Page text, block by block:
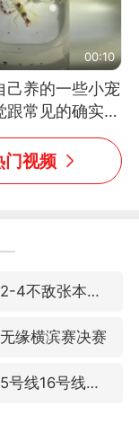
00:10
己养的一些小宠
跟常见的确实有
门视频
王艺迪2-4不敌张本美和止步4强
缘横滨赛决赛
上海：5号线16号线浦江线全线停运